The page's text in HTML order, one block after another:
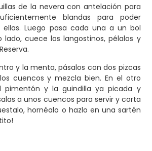
de la nevera con antelación para
blandas para poder
Luego pasa cada una a un bol
lado, cuece los langostinos, pélalos y
y la menta, pásalos con dos pizcas
cuencos y mezcla bien. En el otro
pimentón y la guindilla ya picada y
a unos cuencos para servir y corta
hornéalo o hazlo en una sartén